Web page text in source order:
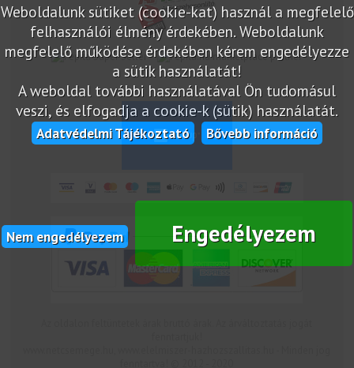
Weboldalunk sütiket (cookie-kat) használ a megfelelő
felhasználói élmény érdekében. Weboldalunk
megfelelő működése érdekében kérem engedélyezze
a sütik használatát!
A weboldal további használatával Ön tudomásul
veszi, és elfogadja a cookie-k (sütik) használatát.
Adatvédelmi Tájékoztató Bővebb információ
Nem engedélyezem Engedélyezem
marketplace partner